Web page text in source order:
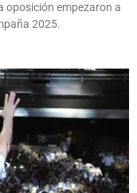
oposición empezaron a
2025.